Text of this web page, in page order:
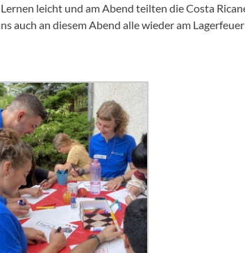
leicht und am Abend teilten die Costa
auch an diesem Abend alle wieder am